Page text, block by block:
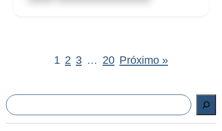
1 2 3 … 20 Próximo »
Pesquisar